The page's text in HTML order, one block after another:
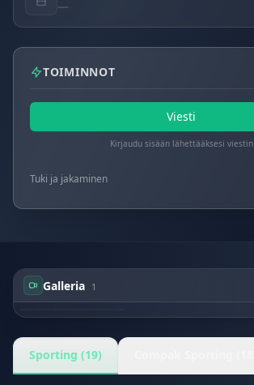
—
TOIMINNOT
Viesti
Kirjaudu sisään lähettääksesi viestin
Tuki ja jakaminen
Galleria 1
Ralf HUFNAGL
Sporting (19)